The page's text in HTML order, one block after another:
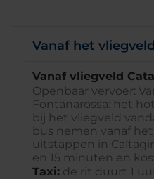
Vanaf het vliegveld
Vanaf vliegveld
Openbaar vervoer:
Fontanarossa: het
bij het vliegveld
bus nemen vanaf
uitstappen in
en 15 minuten en
Taxi: de rit duurt 1